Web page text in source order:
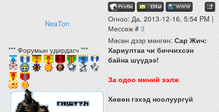
NeaTon
Огноо: Да, 2013-12-16, 5:54 PM |
Мессеж #3
*** Форумын удирдагч ***
Мөсөн дээр мөнгөн:Сар Жич:
Хариултаа чи биччихсэн
байна шүүдээ!
За одоо миний ээлж
Хөвөн гэхэд ноолуургүй